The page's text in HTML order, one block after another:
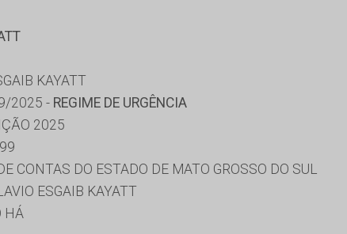
KAYATT
2025 - REGIME DE URGÊNCIA
2025
CONTAS DO ESTADO DE MATO GROSSO DO SUL
ESGAIB KAYATT
HÁ